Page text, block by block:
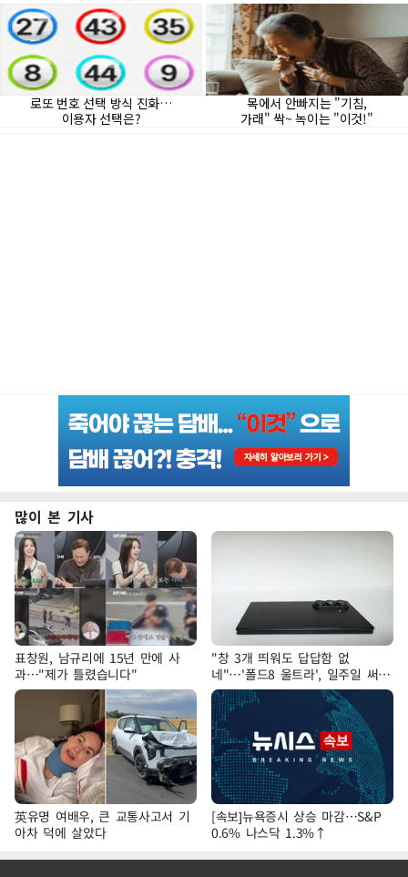
많이 본 기사
표창원, 남규리에 15년 만에 사
과…"제가 틀렸습니다"
"창 3개 띄워도 답답함 없
네"…'폴드8 울트라', 일주일 써보
니
英유명 여배우, 큰 교통사고서 기
아차 덕에 살았다
[속보]뉴욕증시 상승 마감…S&P
0.6% 나스닥 1.3%↑